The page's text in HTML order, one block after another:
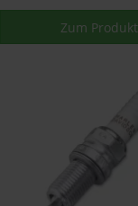
Zum Produkt